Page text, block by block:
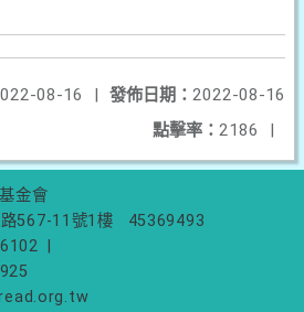
發佈日期： 2022-08-16
08-16
|
點擊率： 2186 |
金會
567-11號1樓
45369493